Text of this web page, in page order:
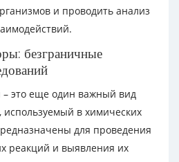
и проводить анализ
безграничные
это еще один важный вид
используемый в химических
для проведения
реакций и выявления их